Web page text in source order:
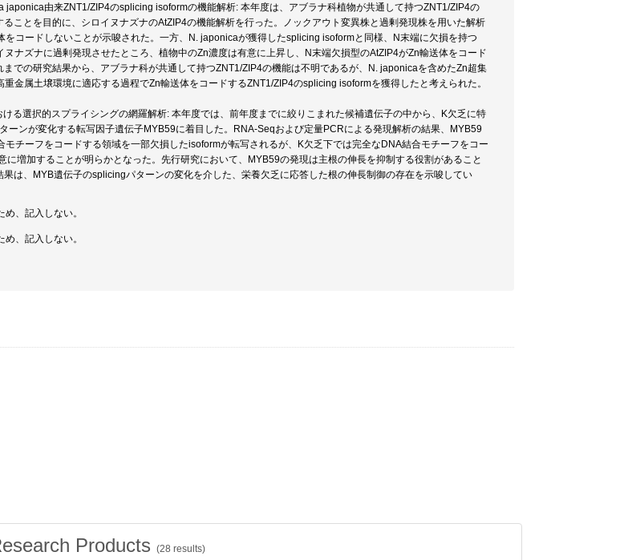
japonica由来ZNT1/ZIP4のsplicing isoformの機能解析: 本年度は、アブラナ科植物が共通して持つZNT1/ZIP4の
ことを目的に、シロイヌナズナのAtZIP4の機能解析を行った。ノックアウト変異株と過剰発現株を用いた解析
をコードしないことが示唆された。一方、N. japonicaが獲得したsplicing isoformと同様、N末端に欠損を持つ
ヌナズナに過剰発現させたところ、植物中のZn濃度は有意に上昇し、N末端欠損型のAtZIP4がZn輸送体をコード
での研究結果から、アブラナ科が共通して持つZNT1/ZIP4の機能は不明であるが、N. japonicaを含めたZn超集
金属土壌環境に適応する過程でZn輸送体をコードするZNT1/ZIP4のsplicing isoformを獲得したと考えられた。
る選択的スプライシングの網羅解析: 本年度では、前年度までに絞りこまれた候補遺伝子の中から、K欠乏に特
ーンが変化する転写因子遺伝子MYB59に着目した。RNA-Seqおよび定量PCRによる発現解析の結果、MYB59
モチーフをコードする領域を一部欠損したisoformが転写されるが、K欠乏下では完全なDNA結合モチーフをコー
に増加することが明らかとなった。先行研究において、MYB59の発現は主根の伸長を抑制する役割があること
は、MYB遺伝子のsplicingパターンの変化を介した、栄養欠乏に応答した根の伸長制御の存在を示唆してい
、記入しない。
、記入しない。
Products (28 results)